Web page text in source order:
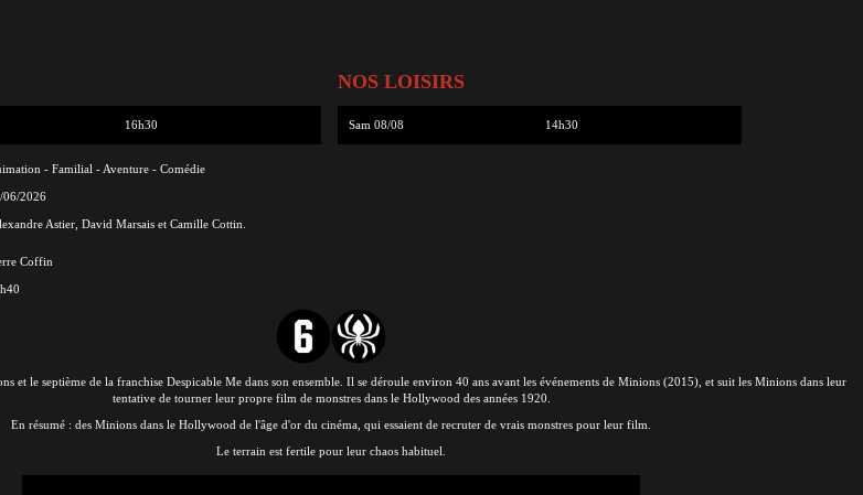
16h30
NOS LOISIRS
Sam 08/08 14h30
- Familial - Aventure - Comédie
06/2026
Astier, David Marsais et Camille Cottin.
Coffin
et le septième de la franchise Despicable Me dans son ensemble. Il se déroule environ 40 ans avant les événements de Minions (2015), et suit les Minions dans leur
tentative de tourner leur propre film de monstres dans le Hollywood des années 1920.
En résumé : des Minions dans le Hollywood de l'âge d'or du cinéma, qui essaient de recruter de vrais monstres pour leur film.
Le terrain est fertile pour leur chaos habituel.